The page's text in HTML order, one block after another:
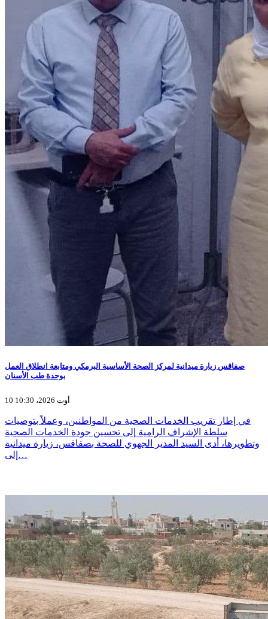
صفاقس زيارة ميدانية لمركز الصحة الأساسية البرمكي ومتابعة انطلاق العمل
بوحدة طب الأسنان
10 أوت 2026، 10:30
في إطار تقريب الخدمات الصحية من المواطنين، وعملاً بتوصيات
سلطة الإشراف الرامية إلى تحسين جودة الخدمات الصحية
وتطويرها، أدى السيد المدير الجهوي للصحة بصفاقس، زيارة ميدانية
إلى…